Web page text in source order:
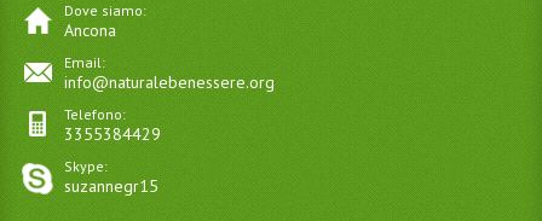
Dove siamo:
Ancona
Email:
info@naturalebenessere.org
Telefono:
3355384429
Skype:
suzannegr15